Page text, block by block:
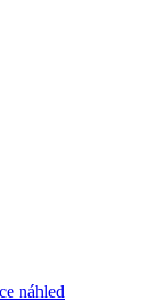
náhled